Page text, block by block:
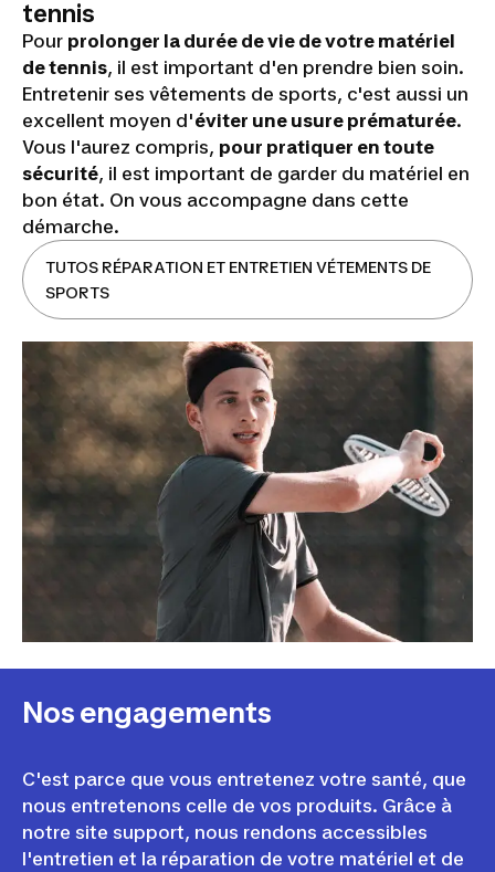
tennis
Pour prolonger la durée de vie de votre matériel
de tennis, il est important d'en prendre bien soin.
Entretenir ses vêtements de sports, c'est aussi un
excellent moyen d'éviter une usure prématurée.
Vous l'aurez compris, pour pratiquer en toute
sécurité, il est important de garder du matériel en
bon état. On vous accompagne dans cette
démarche.
TUTOS RÉPARATION ET ENTRETIEN VÉTEMENTS DE
SPORTS
Nos engagements
C'est parce que vous entretenez votre santé, que
nous entretenons celle de vos produits. Grâce à
notre site support, nous rendons accessibles
l'entretien et la réparation de votre matériel et de